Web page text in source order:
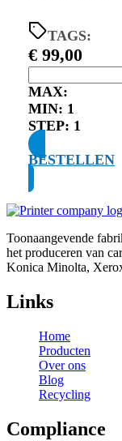
TAGS:
€ 99,00
MAX:
MIN: 1
STEP: 1
BESTELLEN
Toonaangevende
het produceren van
Konica Minolta,
Links
Home
Producten
Over ons
Blog
Recycling
Compliance